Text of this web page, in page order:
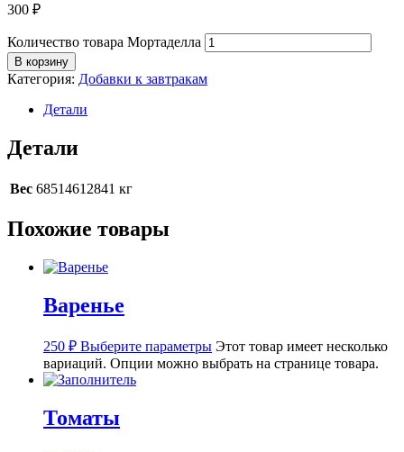
300 ₽
Количество товара Мортаделла
В корзину
Категория: Добавки к завтракам
Детали
Детали
Вес 68514612841 кг
Похожие товары
Варенье
250 ₽ Выберите параметры Этот товар имеет несколько
вариаций. Опции можно выбрать на странице товара.
Томаты